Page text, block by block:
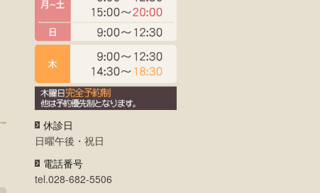
休診日
日曜午後・祝日
電話番号
tel.028-682-5506